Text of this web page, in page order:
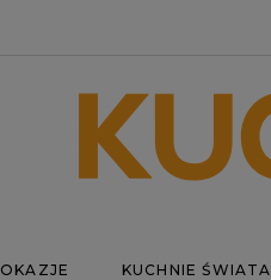
OKAZJE KUCHNIE ŚWIATA